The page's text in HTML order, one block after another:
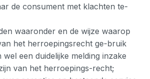
de consument met klachten te-
waaronder en de wijze waarop
het herroepingsrecht ge-bruik
wel een duidelijke melding inzake
van het herroepings-recht;